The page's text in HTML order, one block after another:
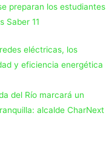
preparan los estudiantes
Saber 11
eléctricas, los
y eficiencia energética
del Río marcará un
alcalde CharNext